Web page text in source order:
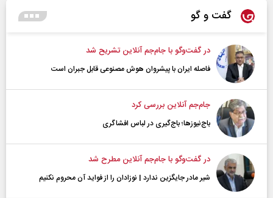
گفت و گو
در گفت‌و‌گو با جام‌جم آنلاین تشریح شد
فاصله ایران با پیشرو‌ان هوش مصنوعی قابل جبران است
جام‌جم آنلاین بررسی کرد
باج‌نیوزها؛ باج‌گیری در لباس افشاگری
در گفت‌و‌گو با جام‌جم آنلاین مطرح شد
شیر مادر جایگزین ندارد | نوزادان را از فواید آن محروم نکنیم